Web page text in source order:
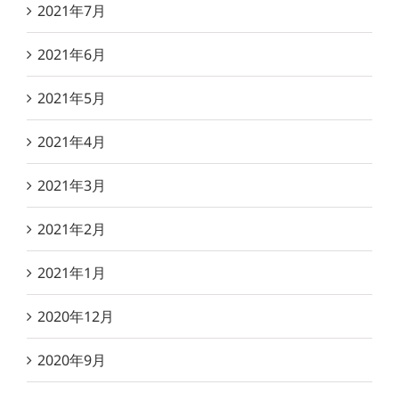
2021年7月
2021年6月
2021年5月
2021年4月
2021年3月
2021年2月
2021年1月
2020年12月
2020年9月